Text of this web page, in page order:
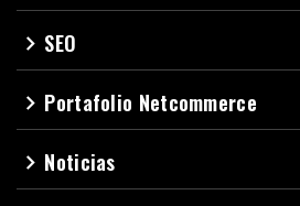
navigate_next SEO
navigate_next Portafolio Netcommerce
navigate_next Noticias